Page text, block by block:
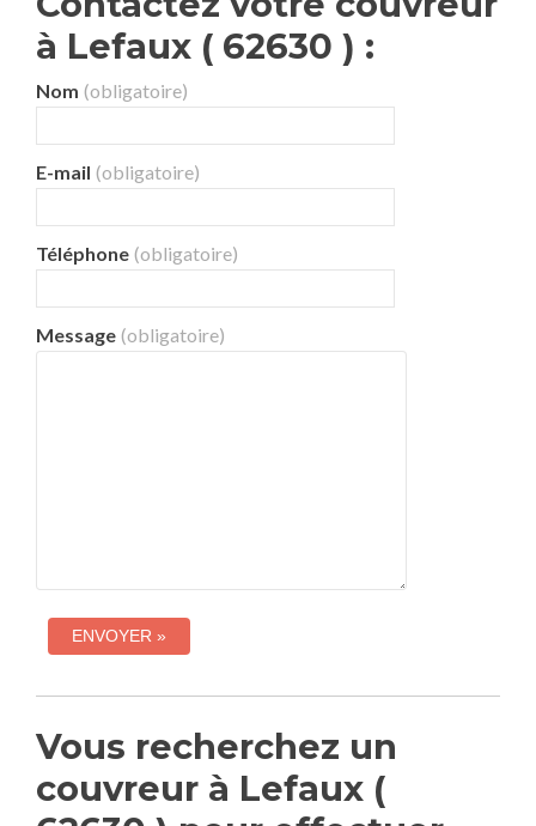
à Lefaux ( 62630 ) :
Nom (obligatoire)
E-mail (obligatoire)
Téléphone (obligatoire)
Message (obligatoire)
Vous recherchez un
couvreur à Lefaux (